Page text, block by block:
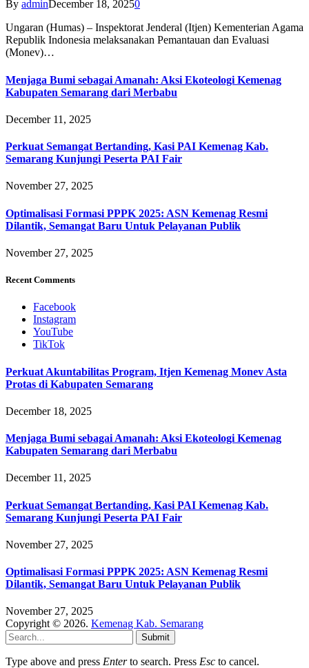
By adminDecember 18, 20250
Ungaran (Humas) – Inspektorat Jenderal (Itjen) Kementerian Agama
Republik Indonesia melaksanakan Pemantauan dan Evaluasi
(Monev)…
Menjaga Bumi sebagai Amanah: Aksi Ekoteologi Kemenag
Kabupaten Semarang dari Merbabu
December 11, 2025
Perkuat Semangat Bertanding, Kasi PAI Kemenag Kab.
Semarang Kunjungi Peserta PAI Fair
November 27, 2025
Optimalisasi Formasi PPPK 2025: ASN Kemenag Resmi
Dilantik, Semangat Baru Untuk Pelayanan Publik
November 27, 2025
Recent Comments
Facebook
Instagram
YouTube
TikTok
Perkuat Akuntabilitas Program, Itjen Kemenag Monev Asta
Protas di Kabupaten Semarang
December 18, 2025
Menjaga Bumi sebagai Amanah: Aksi Ekoteologi Kemenag
Kabupaten Semarang dari Merbabu
December 11, 2025
Perkuat Semangat Bertanding, Kasi PAI Kemenag Kab.
Semarang Kunjungi Peserta PAI Fair
November 27, 2025
Optimalisasi Formasi PPPK 2025: ASN Kemenag Resmi
Dilantik, Semangat Baru Untuk Pelayanan Publik
November 27, 2025
Copyright © 2026. Kemenag Kab. Semarang
Submit
Type above and press Enterto search. Press Esc to cancel.